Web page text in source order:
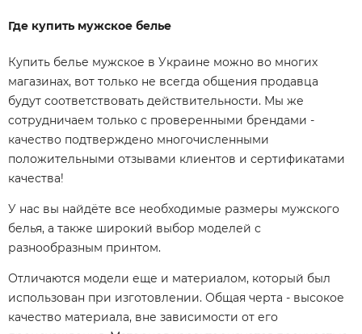
Где купить мужское белье
Купить белье мужское в Украине можно во многих
магазинах, вот только не всегда общения продавца
будут соответствовать действительности. Мы же
сотрудничаем только с проверенными брендами -
качество подтверждено многочисленными
положительными отзывами клиентов и сертификатами
качества!
У нас вы найдёте все необходимые размеры мужского
белья, а также широкий выбор моделей с
разнообразным принтом.
Отличаются модели еще и материалом, который был
использован при изготовлении. Общая черта - высокое
качество материала, вне зависимости от его